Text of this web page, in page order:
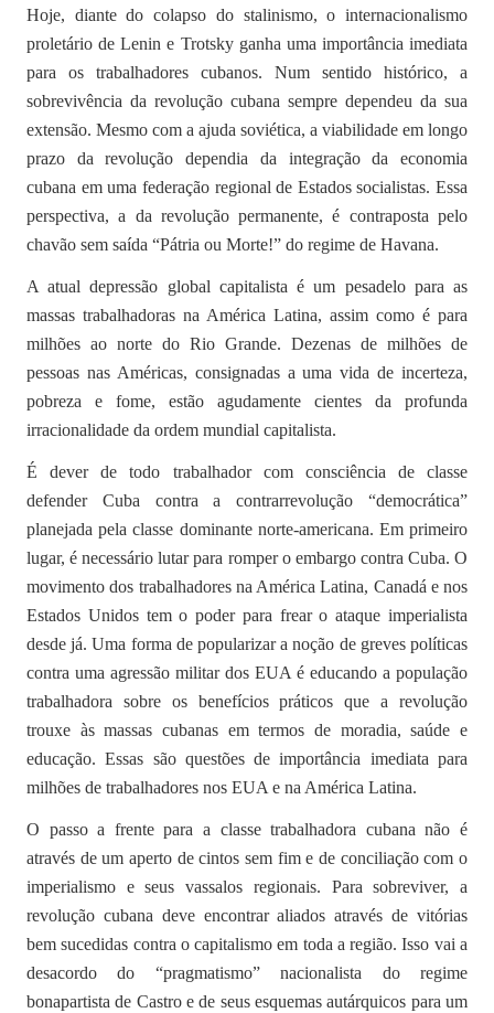
Hoje, diante do colapso do stalinismo, o internacionalismo
proletário de Lenin e Trotsky ganha uma importância imediata
para os trabalhadores cubanos. Num sentido histórico, a
sobrevivência da revolução cubana sempre dependeu da sua
extensão. Mesmo com a ajuda soviética, a viabilidade em longo
prazo da revolução dependia da integração da economia
cubana em uma federação regional de Estados socialistas. Essa
perspectiva, a da revolução permanente, é contraposta pelo
chavão sem saída “Pátria ou Morte!” do regime de Havana.
A atual depressão global capitalista é um pesadelo para as
massas trabalhadoras na América Latina, assim como é para
milhões ao norte do Rio Grande. Dezenas de milhões de
pessoas nas Américas, consignadas a uma vida de incerteza,
pobreza e fome, estão agudamente cientes da profunda
irracionalidade da ordem mundial capitalista.
É dever de todo trabalhador com consciência de classe
defender Cuba contra a contrarrevolução “democrática”
planejada pela classe dominante norte-americana. Em primeiro
lugar, é necessário lutar para romper o embargo contra Cuba. O
movimento dos trabalhadores na América Latina, Canadá e nos
Estados Unidos tem o poder para frear o ataque imperialista
desde já. Uma forma de popularizar a noção de greves políticas
contra uma agressão militar dos EUA é educando a população
trabalhadora sobre os benefícios práticos que a revolução
trouxe às massas cubanas em termos de moradia, saúde e
educação. Essas são questões de importância imediata para
milhões de trabalhadores nos EUA e na América Latina.
O passo a frente para a classe trabalhadora cubana não é
através de um aperto de cintos sem fim e de conciliação com o
imperialismo e seus vassalos regionais. Para sobreviver, a
revolução cubana deve encontrar aliados através de vitórias
bem sucedidas contra o capitalismo em toda a região. Isso vai a
desacordo do “pragmatismo” nacionalista do regime
bonapartista de Castro e de seus esquemas autárquicos para um